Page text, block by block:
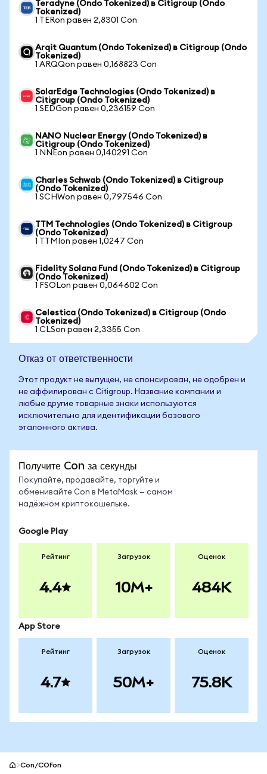
Teradyne (Ondo Tokenized) в Citigroup (Ondo
Tokenized)
1 TERon равен 2,8301 Con
Arqit Quantum (Ondo Tokenized) в Citigroup (Ondo
Tokenized)
1 ARQQon равен 0,168823 Con
SolarEdge Technologies (Ondo Tokenized) в
Citigroup (Ondo Tokenized)
1 SEDGon равен 0,236159 Con
NANO Nuclear Energy (Ondo Tokenized) в
Citigroup (Ondo Tokenized)
1 NNEon равен 0,140291 Con
Charles Schwab (Ondo Tokenized) в Citigroup
(Ondo Tokenized)
1 SCHWon равен 0,797546 Con
TTM Technologies (Ondo Tokenized) в Citigroup
(Ondo Tokenized)
1 TTMIon равен 1,0247 Con
Fidelity Solana Fund (Ondo Tokenized) в Citigroup
(Ondo Tokenized)
1 FSOLon равен 0,064602 Con
Celestica (Ondo Tokenized) в Citigroup (Ondo
Tokenized)
1 CLSon равен 2,3355 Con
Отказ от ответственности
Этот продукт не выпущен, не спонсирован, не одобрен и
не аффилирован с Citigroup. Название компании и
любые другие товарные знаки используются
исключительно для идентификации базового
эталонного актива.
Получите Con за секунды
Покупайте, продавайте, торгуйте и
обменивайте Con в MetaMask — самом
надёжном криптокошельке.
Google Play
Рейтинг
4.4
Загрузок
10M+
Оценок
484K
App Store
Рейтинг
4.7
Загрузок
50M+
Оценок
75.8K
Con/COFon